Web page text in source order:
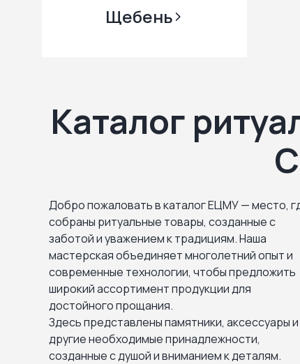
Щебень
Каталог
Добро пожаловать в каталог ЕЦМУ — место,
собраны ритуальные товары, созданные с
заботой и уважением к традициям. Наша
мастерская объединяет многолетний опыт и
современные технологии, чтобы предложить
широкий ассортимент продукции для
достойного прощания.
Здесь представлены памятники, аксессуары и
другие необходимые принадлежности,
созданные с душой и вниманием к деталям.